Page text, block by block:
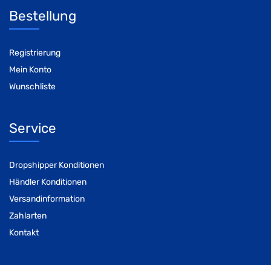
Bestellung
Registrierung
Mein Konto
Wunschliste
Service
Dropshipper Konditionen
Händler Konditionen
Versandinformation
Zahlarten
Kontakt